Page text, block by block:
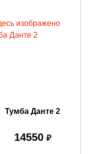
Тумба Данте 2
14550 ₽